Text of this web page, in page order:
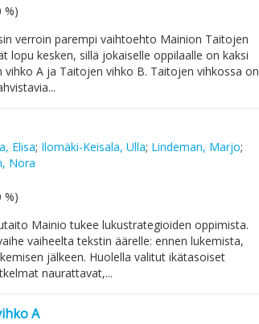
hinta
%)
verroin parempi vaihtoehto Mainion Taitojen
lopu kesken, sillä jokaiselle oppilaalle on kaksi
A ja Taitojen vihko B. Taitojen vihkossa on
Elisa; Ilomäki-Keisala, Ulla; Lindeman, Marjo;
Nora
hinta
%)
Mainio tukee lukustrategioiden oppimista.
vaiheelta tekstin äärelle: ennen lukemista,
jälkeen. Huolella valitut ikätasoiset
naurattavat,...
A